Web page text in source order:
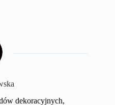
dekoracyjnych,